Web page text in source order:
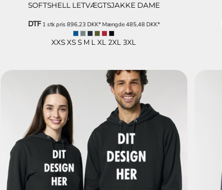
SOFTSHELL LETVÆGTSJAKKE DAME
DTF1 stk pris 896,23 DKK*Mængde485,48DKK*
XXS XS S M L XL 2XL 3XL